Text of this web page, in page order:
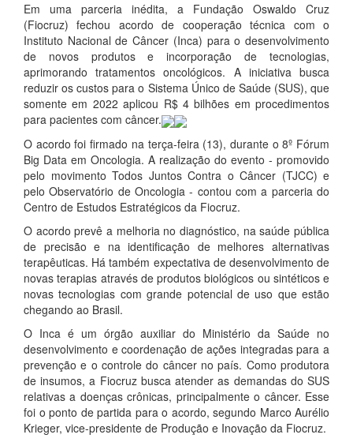
Em uma parceria inédita, a Fundação Oswaldo Cruz
(Fiocruz) fechou acordo de cooperação técnica com o
Instituto Nacional de Câncer (Inca) para o desenvolvimento
de novos produtos e incorporação de tecnologias,
aprimorando tratamentos oncológicos. A iniciativa busca
reduzir os custos para o Sistema Único de Saúde (SUS), que
somente em 2022 aplicou R$ 4 bilhões em procedimentos
para pacientes com câncer.
O acordo foi firmado na terça-feira (13), durante o 8º Fórum
Big Data em Oncologia. A realização do evento - promovido
pelo movimento Todos Juntos Contra o Câncer (TJCC) e
pelo Observatório de Oncologia - contou com a parceria do
Centro de Estudos Estratégicos da Fiocruz.
O acordo prevê a melhoria no diagnóstico, na saúde pública
de precisão e na identificação de melhores alternativas
terapêuticas. Há também expectativa de desenvolvimento de
novas terapias através de produtos biológicos ou sintéticos e
novas tecnologias com grande potencial de uso que estão
chegando ao Brasil.
O Inca é um órgão auxiliar do Ministério da Saúde no
desenvolvimento e coordenação de ações integradas para a
prevenção e o controle do câncer no país. Como produtora
de insumos, a Fiocruz busca atender as demandas do SUS
relativas a doenças crônicas, principalmente o câncer. Esse
foi o ponto de partida para o acordo, segundo Marco Aurélio
Krieger, vice-presidente de Produção e Inovação da Fiocruz.